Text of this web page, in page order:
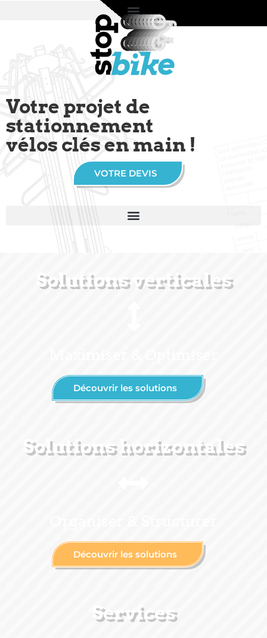
Votre projet de
stationnement
vélos clés en main !
VOTRE DEVIS
Solutions verticales
Découvrir les solutions
Solutions horizontales
Découvrir les solutions
Services